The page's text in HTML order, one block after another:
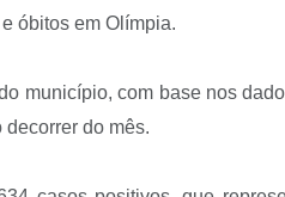
óbitos em Olímpia.
município, com base nos
do mês.